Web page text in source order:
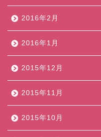
2016年2月
2016年1月
2015年12月
2015年11月
2015年10月